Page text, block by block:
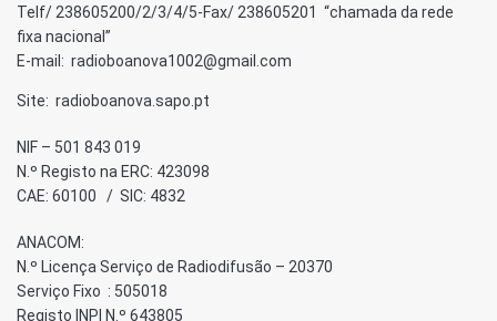
Telf/ 238605200/2/3/4/5-Fax/ 238605201 “chamada da rede
fixa nacional”
E-mail: radioboanova1002@gmail.com
Site: radioboanova.sapo.pt
NIF – 501 843 019
N.º Registo na ERC: 423098
CAE: 60100 / SIC: 4832
ANACOM:
N.º Licença Serviço de Radiodifusão – 20370
Serviço Fixo : 505018
Registo INPI N.º 643805